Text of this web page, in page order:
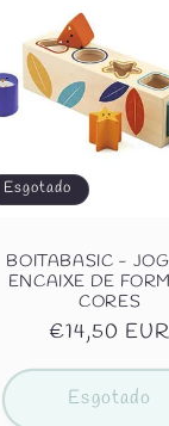
Esgotado
BOITABASIC -
ENCAIXE DE
CORES
Preço
€14,50 EUR
Esgotado